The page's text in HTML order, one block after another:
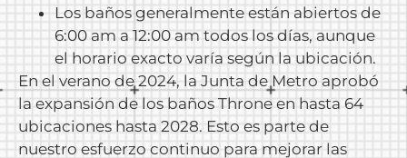
Los baños generalmente están abiertos de
6:00 am a 12:00 am todos los días, aunque
el horario exacto varía según la ubicación.
En el verano de 2024, la Junta de Metro aprobó
la expansión de los baños Throne en hasta 64
ubicaciones hasta 2028. Esto es parte de
nuestro esfuerzo continuo para mejorar las